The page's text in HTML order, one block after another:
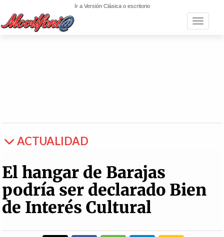
Ir a Versión Clásica o escritorio
Toggle
ACTUALIDAD
El hangar de Barajas
podría ser declarado Bien
de Interés Cultural